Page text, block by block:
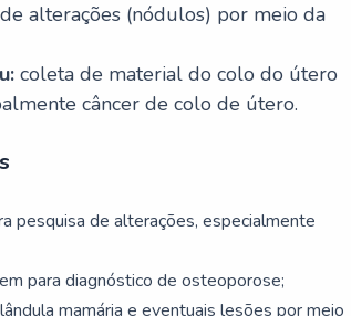
alterações (nódulos) por meio da
coleta de material do colo do útero
câncer de colo de útero.
pesquisa de alterações, especialmente
para diagnóstico de osteoporose;
mamária e eventuais lesões por meio